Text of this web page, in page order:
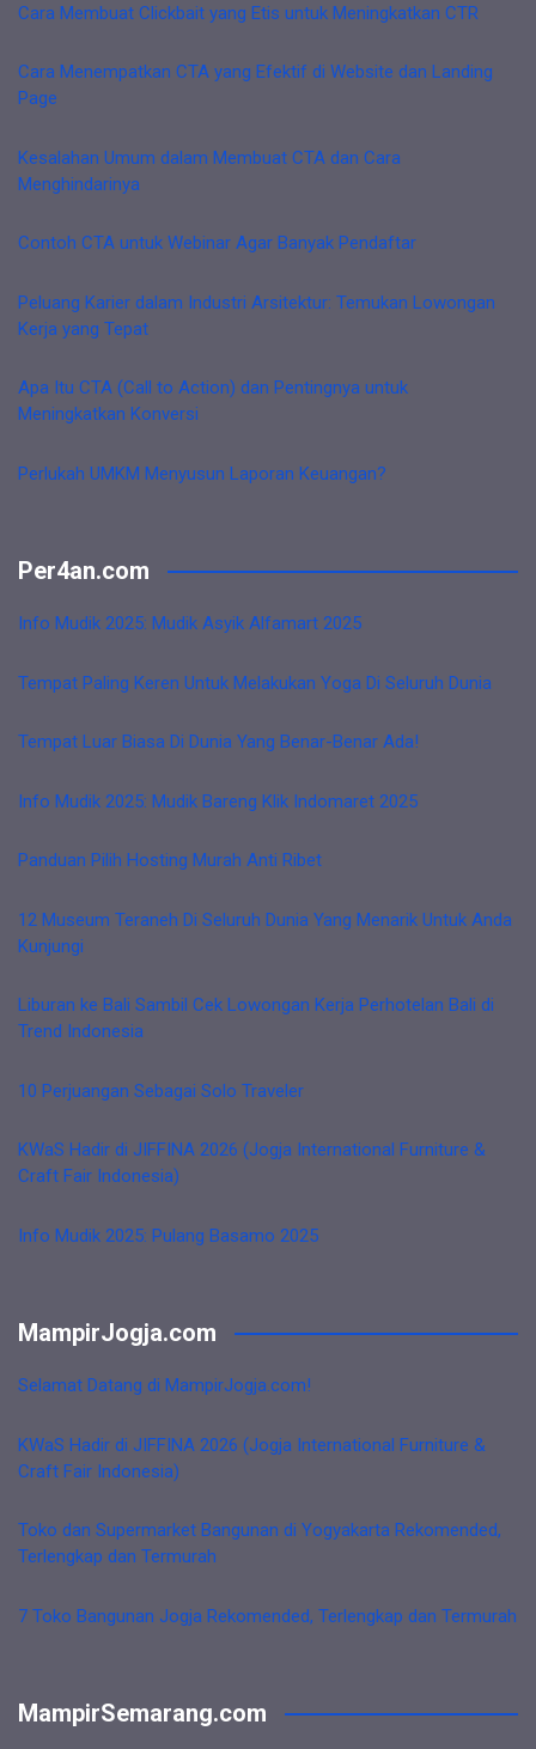
Cara Membuat Clickbait yang Etis untuk Meningkatkan CTR
Cara Menempatkan CTA yang Efektif di Website dan Landing
Page
Kesalahan Umum dalam Membuat CTA dan Cara
Menghindarinya
Contoh CTA untuk Webinar Agar Banyak Pendaftar
Peluang Karier dalam Industri Arsitektur: Temukan Lowongan
Kerja yang Tepat
Apa Itu CTA (Call to Action) dan Pentingnya untuk
Meningkatkan Konversi
Perlukah UMKM Menyusun Laporan Keuangan?
Per4an.com
Info Mudik 2025: Mudik Asyik Alfamart 2025
Tempat Paling Keren Untuk Melakukan Yoga Di Seluruh Dunia
Tempat Luar Biasa Di Dunia Yang Benar-Benar Ada!
Info Mudik 2025: Mudik Bareng Klik Indomaret 2025
Panduan Pilih Hosting Murah Anti Ribet
12 Museum Teraneh Di Seluruh Dunia Yang Menarik Untuk Anda
Kunjungi
Liburan ke Bali Sambil Cek Lowongan Kerja Perhotelan Bali di
Trend Indonesia
10 Perjuangan Sebagai Solo Traveler
KWaS Hadir di JIFFINA 2026 (Jogja International Furniture &
Craft Fair Indonesia)
Info Mudik 2025: Pulang Basamo 2025
MampirJogja.com
Selamat Datang di MampirJogja.com!
KWaS Hadir di JIFFINA 2026 (Jogja International Furniture &
Craft Fair Indonesia)
Toko dan Supermarket Bangunan di Yogyakarta Rekomended,
Terlengkap dan Termurah
7 Toko Bangunan Jogja Rekomended, Terlengkap dan Termurah
MampirSemarang.com